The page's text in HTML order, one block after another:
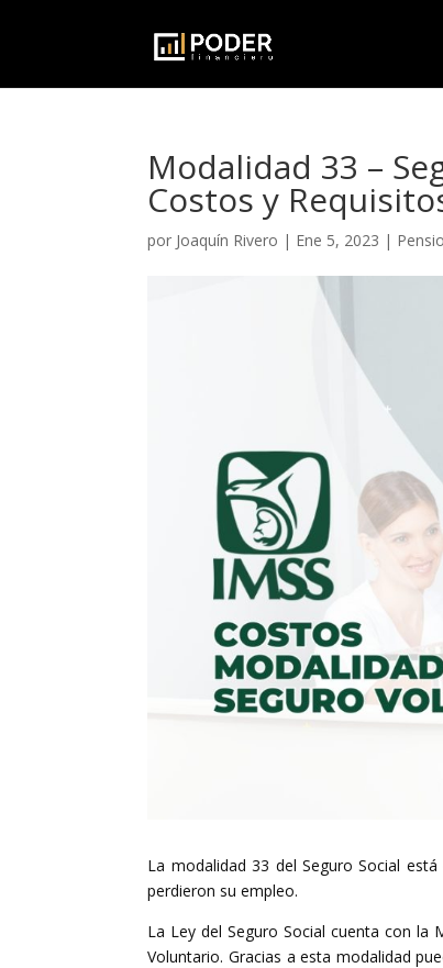
Modalidad 33 –
Costos y
por Joaquín Rivero | Ene 5, 2023 |
La modalidad 33 del Seguro Social
perdieron su empleo.
La Ley del Seguro Social cuenta con la
Voluntario. Gracias a esta modalidad